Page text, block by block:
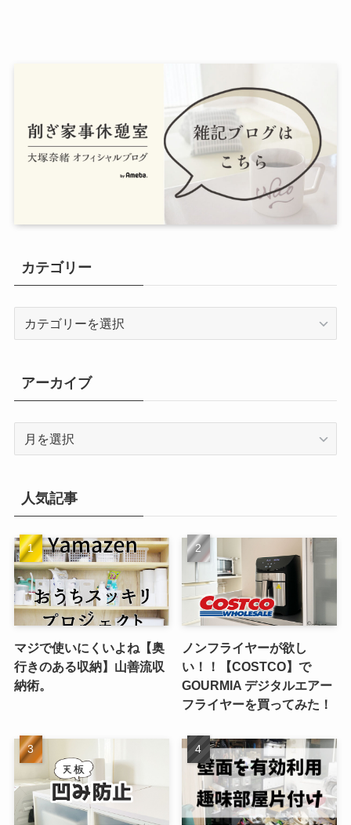
カテゴリー
リ
ー
アーカイブ
ブ
人気記事
マジで使いにくいよね【奥
行きのある収納】山善流収
納術。
ノンフライヤーが欲し
い！！【COSTCO】で
GOURMIA デジタルエアー
フライヤーを買ってみた！